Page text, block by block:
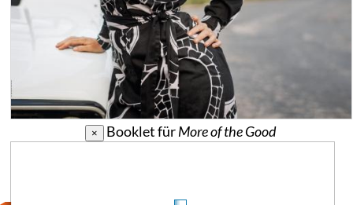
× Booklet fürMore of the Good